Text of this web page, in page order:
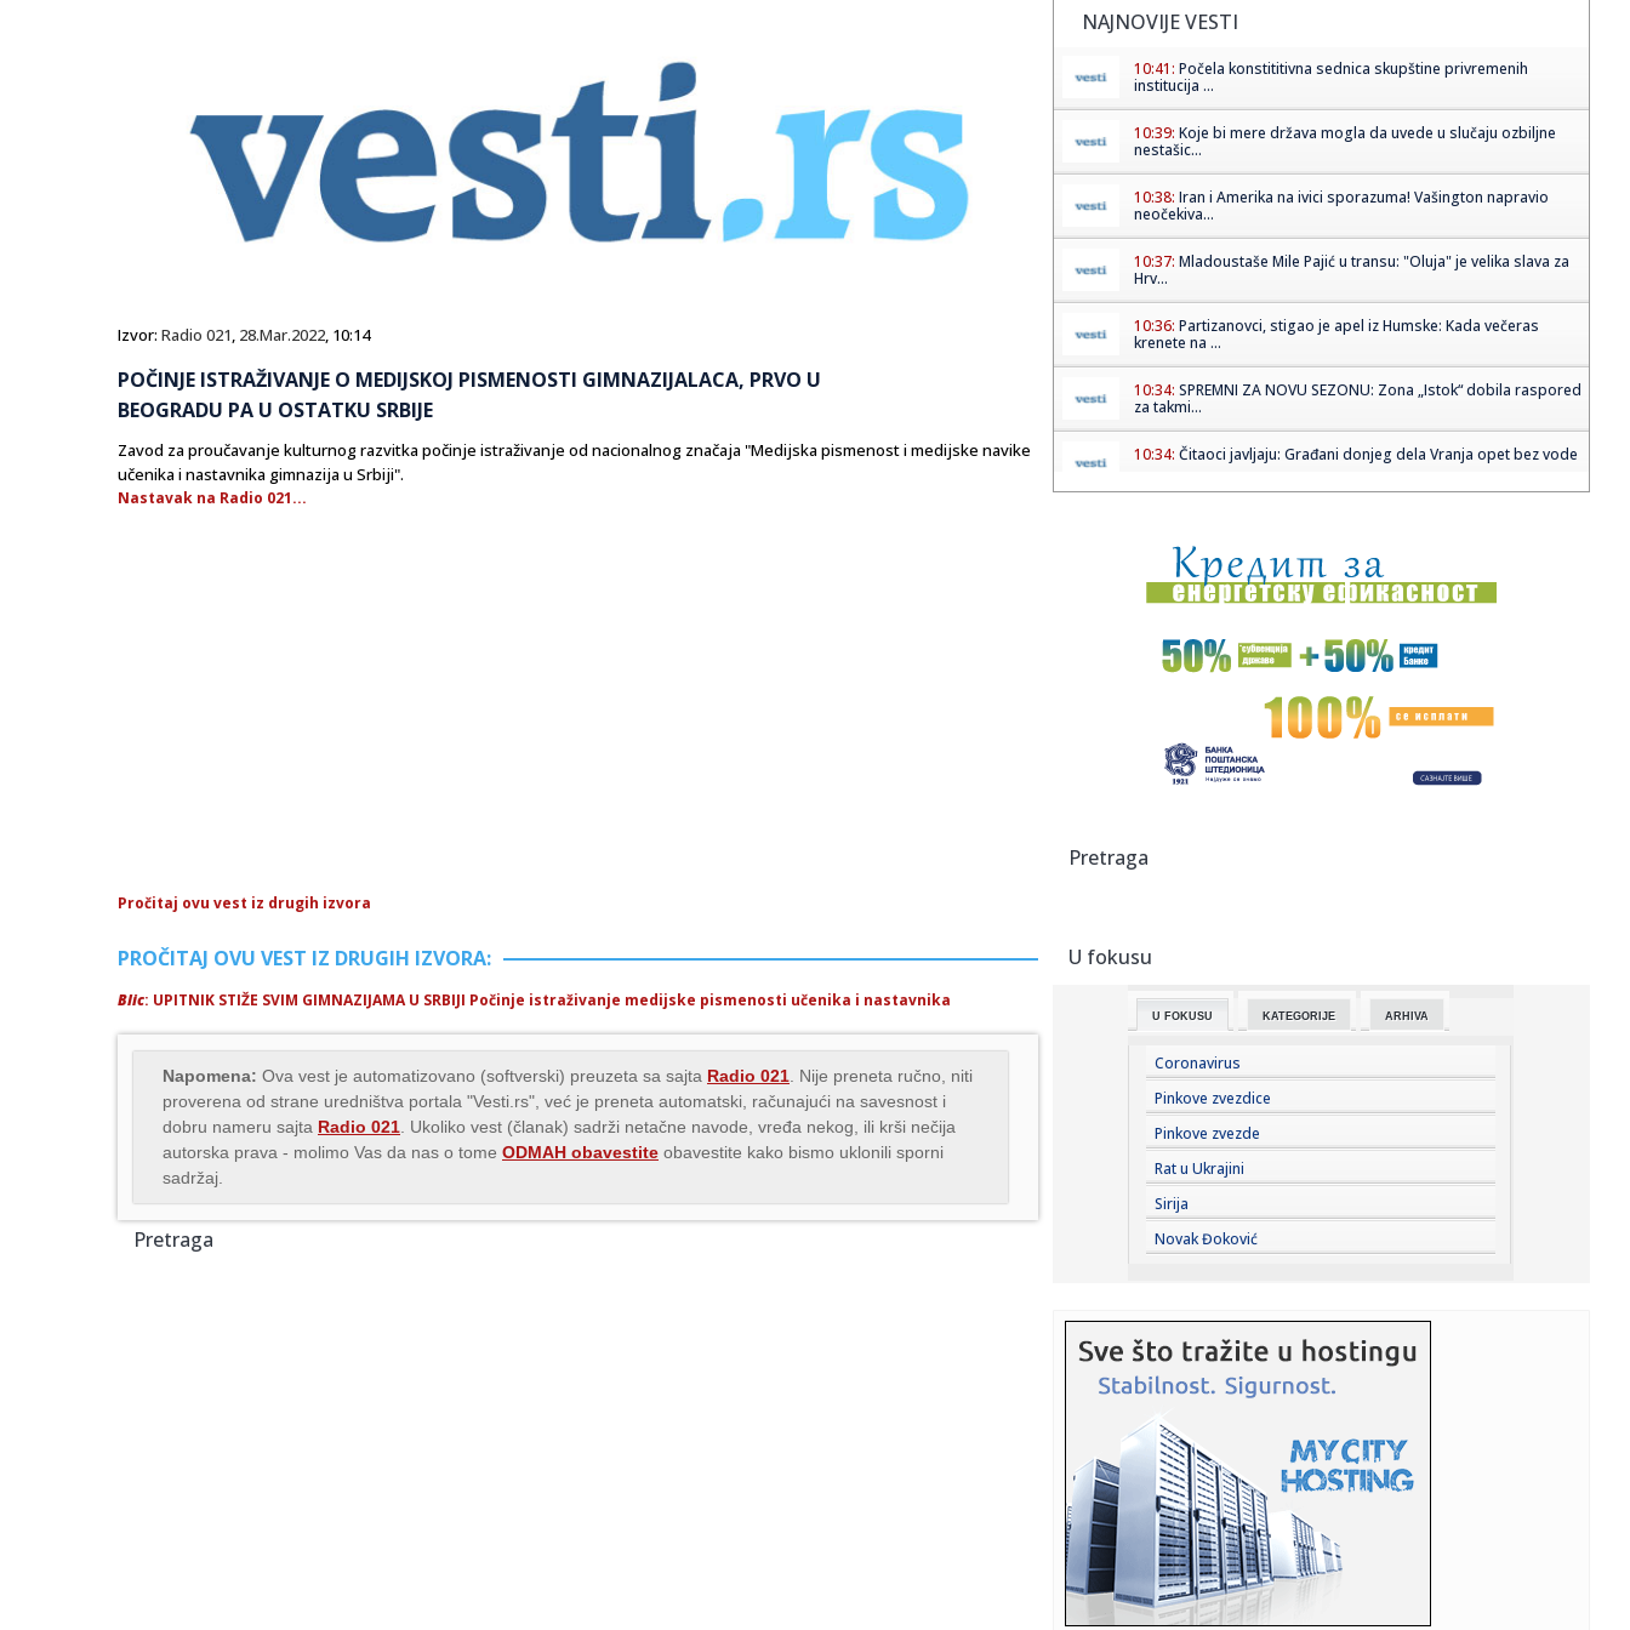
Izvor: Radio 021, 28.Mar.2022, 10:14
POČINJE ISTRAŽIVANJE O MEDIJSKOJ PISMENOSTI GIMNAZIJALACA, PRVO U
BEOGRADU PA U OSTATKU SRBIJE
Zavod za proučavanje kulturnog razvitka počinje istraživanje od nacionalnog značaja "Medijska pismenost i medijske navike
učenika i nastavnika gimnazija u Srbiji".
Nastavak na Radio 021...
Pročitaj ovu vest iz drugih izvora
PROČITAJ OVU VEST IZ DRUGIH IZVORA:
Blic: UPITNIK STIŽE SVIM GIMNAZIJAMA U SRBIJI Počinje istraživanje medijske pismenosti učenika i nastavnika
Napomena: Ova vest je automatizovano (softverski) preuzeta sa sajta Radio 021 . Nije preneta ručno, niti
proverena od strane uredništva portala "Vesti.rs", već je preneta automatski, računajući na savesnost i
dobru nameru sajta Radio 021 . Ukoliko vest (članak) sadrži netačne navode, vređa nekog, ili krši nečija
autorska prava - molimo Vas da nas o tome ODMAH obavestite obavestite kako bismo uklonili sporni
sadržaj.
Pretraga
NAJNOVIJE VESTI
10:41: Počela konstititivna sednica skupštine privremenih
institucija ...
10:39: Koje bi mere država mogla da uvede u slučaju ozbiljne
nestašic...
10:38: Iran i Amerika na ivici sporazuma! Vašington napravio
neočekiva...
10:37: Mladoustaše Mile Pajić u transu: "Oluja" je velika slava za
Hrv...
10:36: Partizanovci, stigao je apel iz Humske: Kada večeras
krenete na ...
10:34: SPREMNI ZA NOVU SEZONU: Zona „Istok“ dobila raspored
za takmi...
10:34: Čitaoci javljaju: Građani donjeg dela Vranja opet bez vode
10:33:Planuli turistički vaučeri: Podeljeno svih 30.000, evo gde
penz...
10:32:Napad u srcu Rusije: Obustavljen saobraćaj; Gore
rafinerije VIDE...
Najavljeni "okršaj" u Bogatiću izostao: SNS aktivisti se
10:30:Pepper Keenan se priseća audicije za Metalicu iz
10:29:
10:29: Starčevica dobija prvu senzornu baštu u Republici Srpskoj
10:29:Dio Banjaluke bez struje, presječen podzemni kabl
10:27:Glavobolja Barselone: Šengelija plaća da ode u Dubai
10:25:10 „бакиних хобија” који умирују ...
10:22: Građani sve više pitaju AI umesto službenika: Asistent na
eUpr...
10:21:
...
10:20:Iznenađenje za iznenađenjem: Ispali i Medvedev i Zverev i
to od...
10:19:Suša desetkovala šećernu repu: Nemačkoj preti najslabiji
rod ...
10:18:VIDEO: Uzbekistan lansirao svoj prvi satelit
Pretraga
U fokusu
U FOKUSU KATEGORIJE ARHIVA
Coronavirus
Pinkove zvezdice
Pinkove zvezde
Rat u Ukrajini
Sirija
Novak Đoković